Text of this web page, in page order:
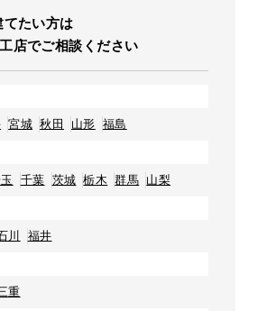
たい方は
店でご相談ください
宮城 秋田 山形 福島
千葉 茨城 栃木 群馬 山梨
川 福井
重